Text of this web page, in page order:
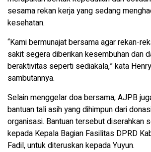
sesama rekan kerja yang sedang
kesehatan.
“Kami bermunajat bersama agar rekan-
sakit segera diberikan kesembuhan dan
beraktivitas seperti sediakala,” kata
sambutannya.
Selain menggelar doa bersama, AJPB
bantuan tali asih yang dihimpun dari
organisasi. Bantuan tersebut diserahkan
kepada Kepala Bagian Fasilitas DPRD
Fadil, untuk diteruskan kepada Yuyun.